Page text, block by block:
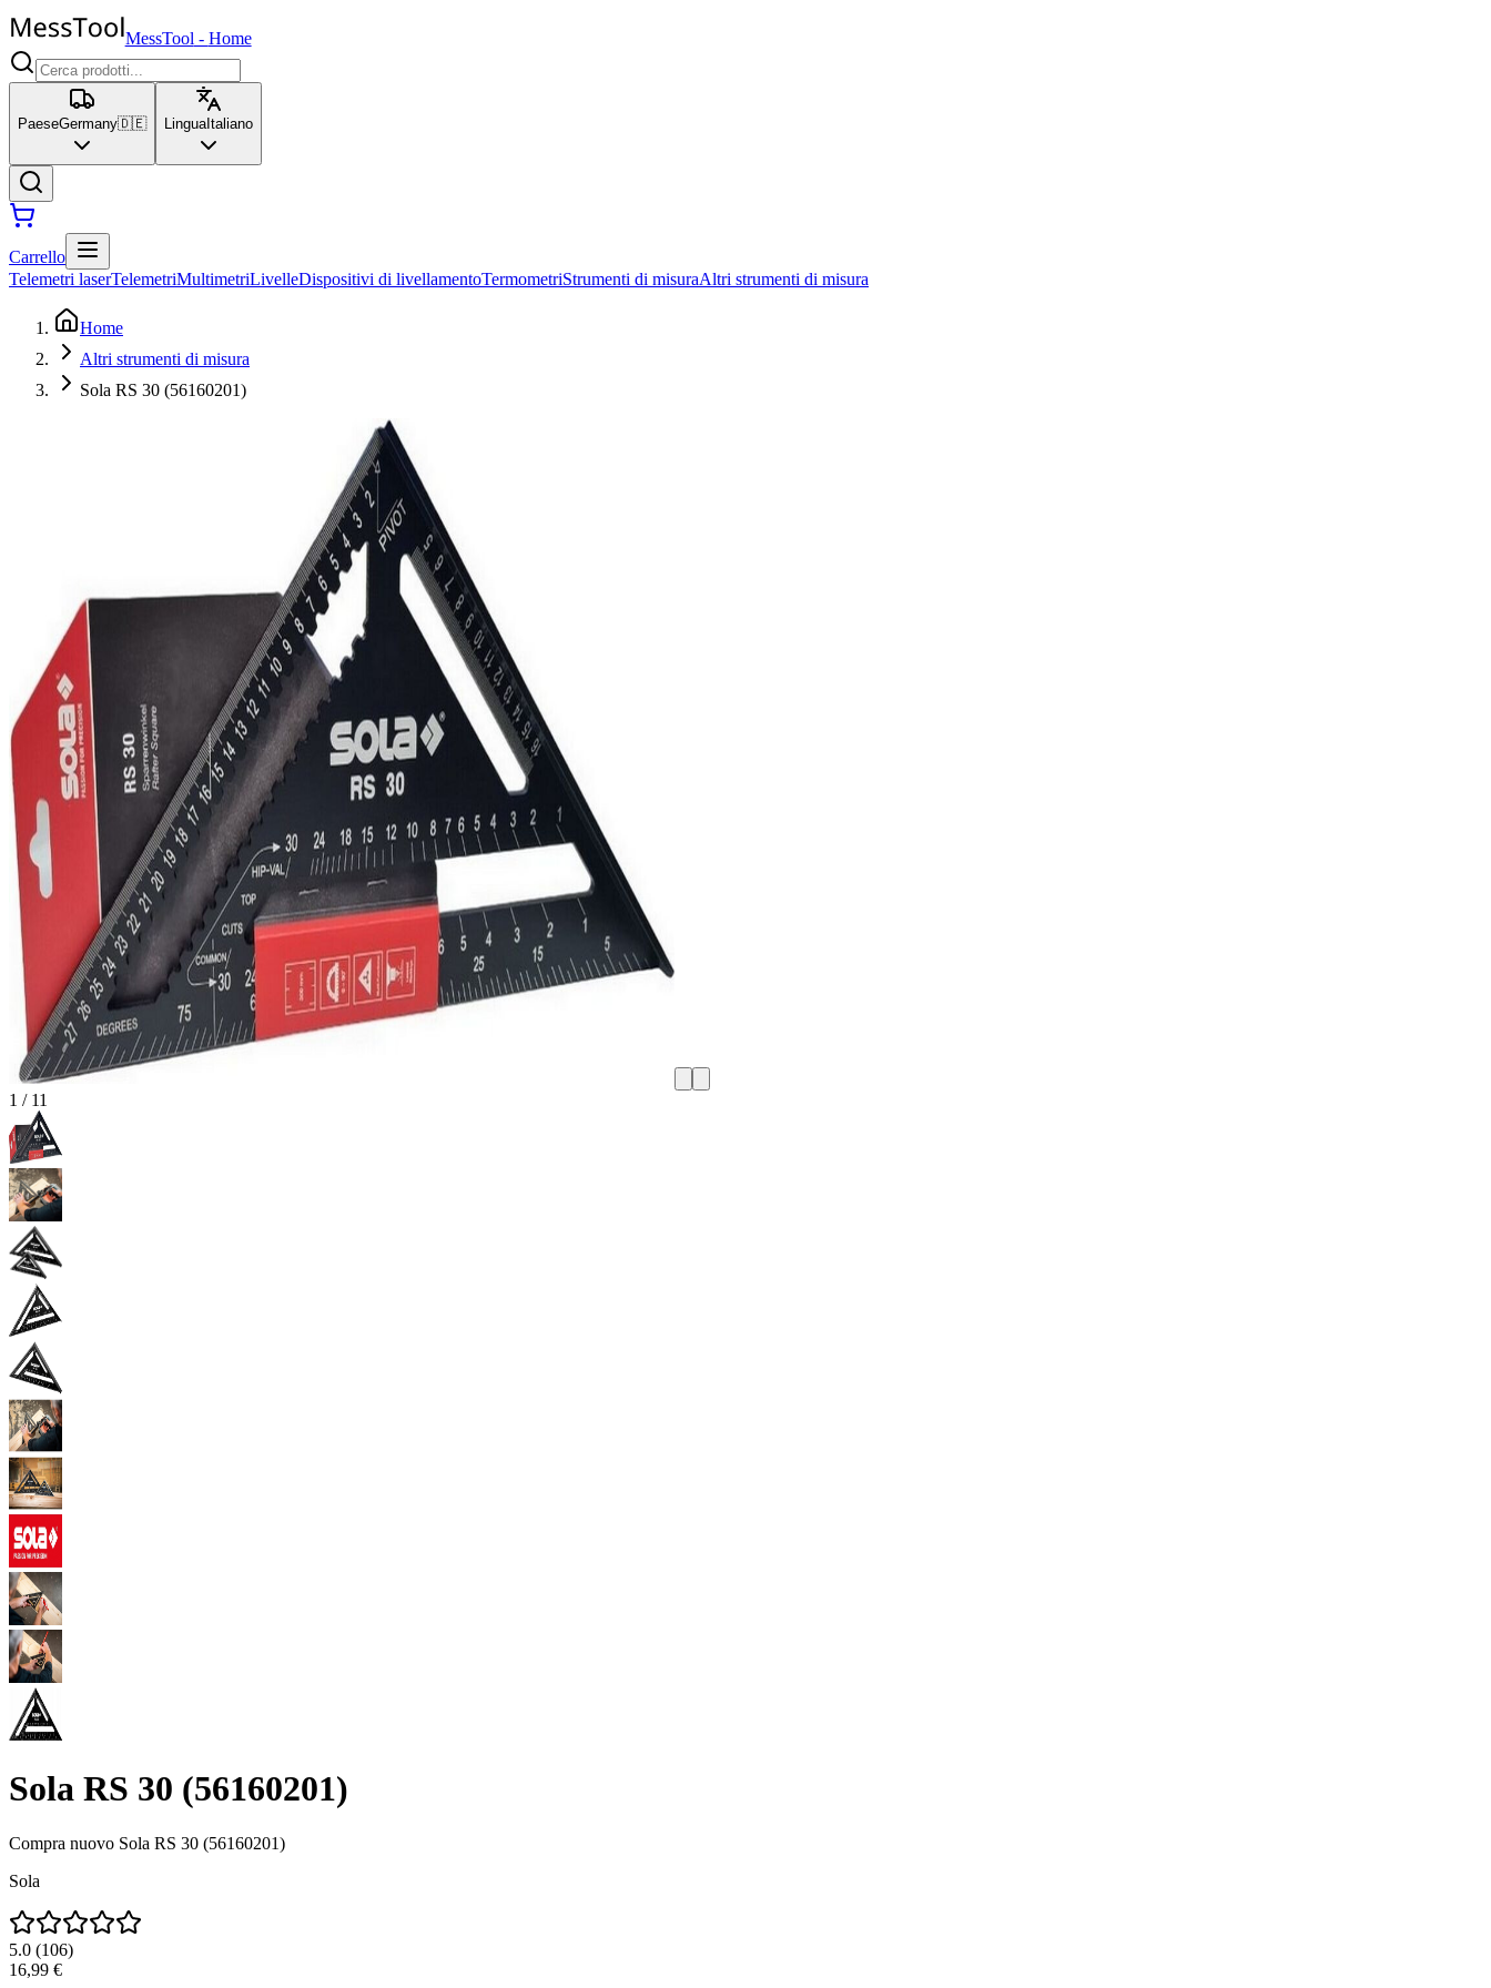
MessTool - Home
PaeseGermany🇩🇪 LinguaItaliano
Carrello
Telemetri laserTelemetriMultimetriLivelleDispositivi di livellamentoTermometriStrumenti di misuraAltri strumenti di misura
Home
Altri strumenti di misura
Sola RS 30 (56160201)
1 / 11
Sola RS 30 (56160201)
Compra nuovo Sola RS 30 (56160201)
Sola
5.0 (106)
16,99 €